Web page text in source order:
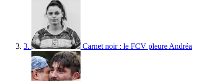
3. Carnet noir : le FCV pleure Andréa